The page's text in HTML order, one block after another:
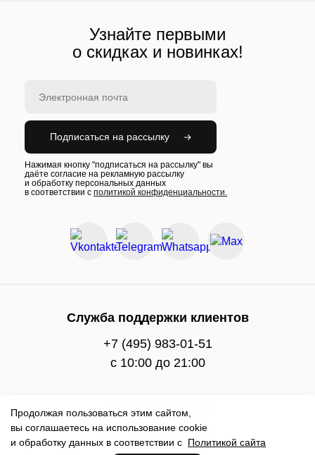
Узнайте первыми
о скидках и новинках!
Подписаться на рассылку
Нажимая кнопку "подписаться на рассылку" вы
даёте согласие на рекламную рассылку
и обработку персональных данных
в соответствии с политикой конфиденциальности.
Служба поддержки клиентов
+7 (495) 983-01-51
c 10:00 до 21:00
Способы оплаты
Продолжая пользоваться этим сайтом,
вы соглашаетесь на использование cookie
и обработку данных в соответствии с Политикой сайта